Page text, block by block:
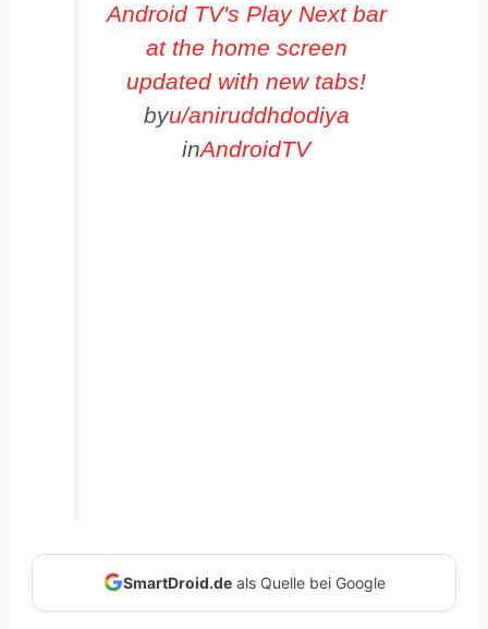
Android TV's Play Next bar
at the home screen
updated with new tabs!
byu/aniruddhdodiya
inAndroidTV
SmartDroid.deals Quelle bei Google